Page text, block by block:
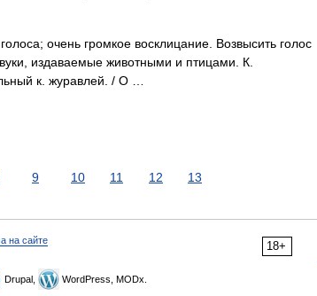
очень громкое восклицание. Возвысить голос
издаваемые животными и птицами. К.
к. журавлей. / О …
9 10 11 12 13
18+
на сайте
Drupal, WordPress, MODx.